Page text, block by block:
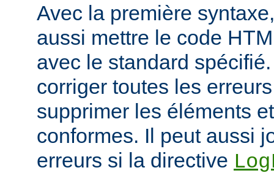
Avec la première
aussi mettre le code
avec le standard
corriger toutes les
supprimer les éléments
conformes. Il peut aussi
erreurs si la directive